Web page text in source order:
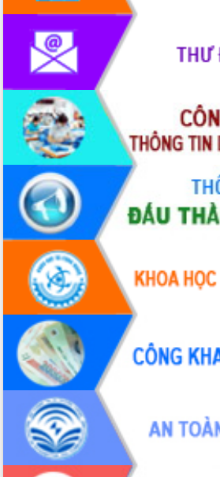
Hội thảo khoa học “Giải pháp thúc đẩy
phát triển nền kinh tế xanh tại tỉnh
Đắk Lắk”
Tăng cường giám sát, đôn đốc thực
hiện nhiệm vụ quản lý tài sản công
hàng tuần
Tháo gỡ những vướng mắc, đẩy mạnh
công tác cải cách thủ tục hành chính
tại Trung tâm Phục vụ hành chính
công tỉnh
Đắk Lắk: Tôn vinh 46 giải pháp tại Hội
thi Sáng tạo Kỹ thuật 2024 - 2025
Đắk Lắk rà soát, điều chỉnh Đề án 190
về phát triển nuôi trồng thủy sản
Phó Chủ tịch UBND tỉnh Đắk Lắk
Trương Công Thái kiểm tra thực địa
Dự án cao tốc Khánh Hòa - Buôn Ma
Thuột
Định vị cà phê Việt Nam như một “di
sản sống” trong dòng chảy toàn cầu
Xây dựng nông thôn mới: Nâng cao đời
sống người dân từ những mô hình thiết
thực
Quyết liệt tháo gỡ vướng mắc, đẩy
nhanh tiến độ các dự án trọng điểm
trong Khu kinh tế Nam Phú Yên
Hòn Yến phát triển du lịch gắn với bảo
tồn biển